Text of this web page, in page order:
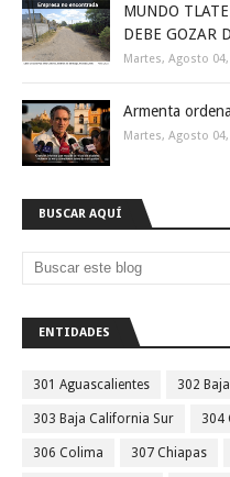
MUNDO
DEBE GOZAR
Martes, Agosto
Armenta
Martes, Agosto
BUSCAR AQUÍ
ENTIDADES
301 Aguascalientes 302
303 Baja California Sur 304
306 Colima 307 Chiapas